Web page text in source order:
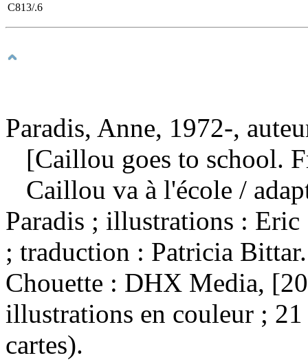
C813/.6
Paradis, Anne, 1972-,
[Caillou goes to school.
Caillou va à l'école /
Paradis ; illustrations : Eric
; traduction : Patricia
Chouette : DHX Media,
illustrations en couleur ;
cartes).